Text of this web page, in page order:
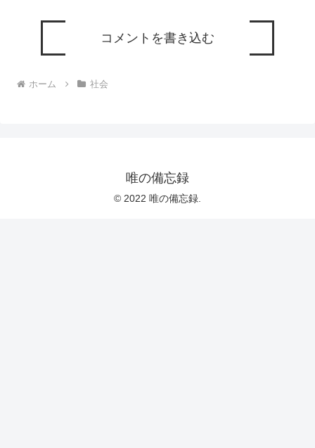
コメントを書き込む
ホーム 社会
唯の備忘録
© 2022 唯の備忘録.